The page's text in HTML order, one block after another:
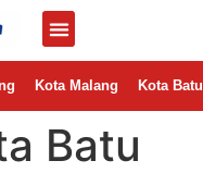
Kota Malang Kota Batu
Batu